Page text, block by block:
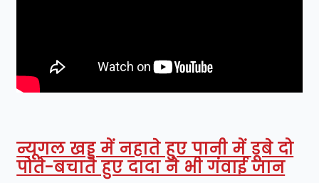
न्यूगल खड्ड में नहाते हुए पानी में डूबे दो
पोते-बचाते हुए दादा ने भी गंवाई जान